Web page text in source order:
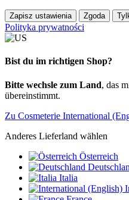
Zapisz ustawienia Zgoda
Polityka prywatności
Bist du im richtigen Shop?
Bitte wechsle zum Land, das
übereinstimmt.
Zu Cosmeterie International
Anderes Lieferland wählen
Österreich
Italia